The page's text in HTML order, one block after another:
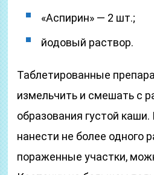
«Аспирин» — 2 шт.;
йодовый раствор.
Таблетированные
измельчить и смешать с
образования густой
нанести не более одного
пораженные участки,